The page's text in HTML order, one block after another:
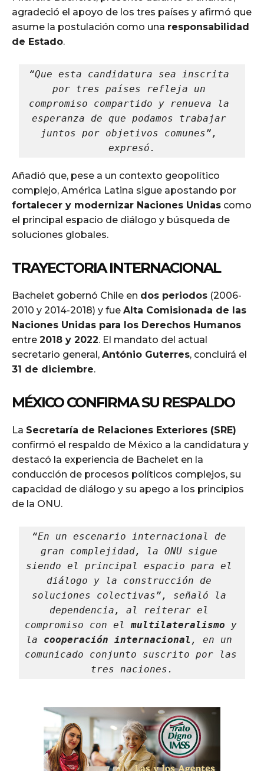
agradeció el apoyo de los tres países y afirmó que
asume la postulación como una responsabilidad
de Estado.
“Que esta candidatura sea inscrita
por tres países refleja un
compromiso compartido y renueva la
esperanza de que podamos trabajar
juntos por objetivos comunes”,
expresó.
Añadió que, pese a un contexto geopolítico
complejo, América Latina sigue apostando por
fortalecer y modernizar Naciones Unidas como
el principal espacio de diálogo y búsqueda de
soluciones globales.
TRAYECTORIA INTERNACIONAL
Bachelet gobernó Chile en dos periodos (2006-
2010 y 2014-2018) y fue Alta Comisionada de las
Naciones Unidas para los Derechos Humanos
entre 2018 y 2022. El mandato del actual
secretario general, António Guterres, concluirá el
31 de diciembre.
MÉXICO CONFIRMA SU RESPALDO
La Secretaría de Relaciones Exteriores (SRE)
confirmó el respaldo de México a la candidatura y
destacó la experiencia de Bachelet en la
conducción de procesos políticos complejos, su
capacidad de diálogo y su apego a los principios
de la ONU.
“En un escenario internacional de
gran complejidad, la ONU sigue
siendo el principal espacio para el
diálogo y la construcción de
soluciones colectivas”, señaló la
dependencia, al reiterar el
compromiso con el multilateralismo y
la cooperación internacional , en un
comunicado conjunto suscrito por las
tres naciones.